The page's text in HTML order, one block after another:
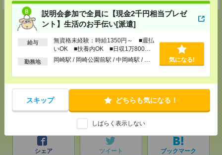
説明会参加で全員に【現金2千円相当プレゼ
ント】生活のお手伝い[派遣]
給与
無資格未経験：時給1350円～ ■週払
いOK ■扶養内OK ■日収1万800円
以上
勤務地 岡崎駅 / 岡崎公園前駅 / 中岡崎駅 / … 気になる!
スキップ どちらも気になる！
しばらく表示しない
応募ページへ
気になる！ 電話応募
で送る
シェア ツイート ブックマーク